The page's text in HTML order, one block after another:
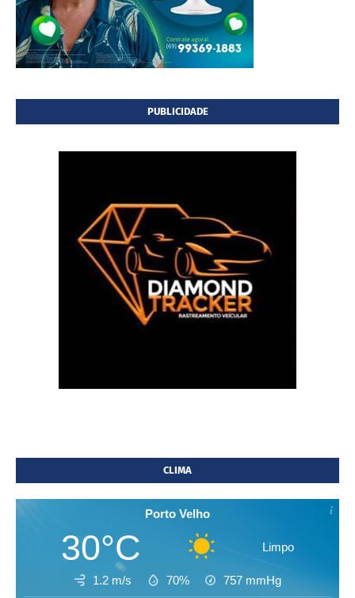
PUBLICIDADE
CLIMA
Porto Velho
30°C Limpo
1.2 m/s 70% 757 mmHg